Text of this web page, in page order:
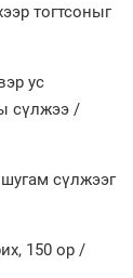
тогтсоныг
ус
сүлжээ /
сүлжээг
150 ор /